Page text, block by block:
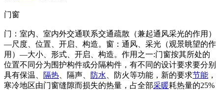
门窗
门：室内、室内外交通联系交通疏散（兼起通风采光的作用）
—尺度、位置、开启、构造。窗：通风、采光（观景眺望的作
用）—大小、形式、开启、构造。作用之一:门窗按其所处的
位置不同分为围护构件或分隔构件，有不同的设计要求要分别
具有保温、
隔热 、隔声、 防水 、防火等功能，新的要求节能 ，
寒冷地区由门窗缝隙而损失的热量，占全部采暖耗热量的25%